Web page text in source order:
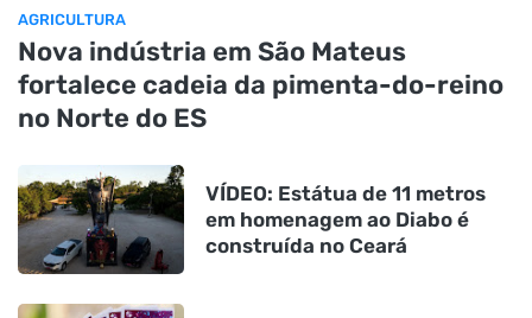
AGRICULTURA
Nova indústria em São Mateus
fortalece cadeia da pimenta-do-reino
no Norte do ES
VÍDEO: Estátua de 11 metros
em homenagem ao Diabo é
construída no Ceará